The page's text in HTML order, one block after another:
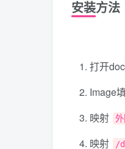
安装方法
打开
Image
映射
映射
/